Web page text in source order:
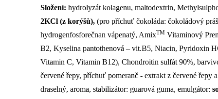
Složení: hydrolyzát kolagenu, maltodextrin,
2KCl (z korýšů), (pro příchuť čokoláda: čokoládový
hydrogenfosforečnan vápenatý, AmixTM Vitaminový
B2, Kyselina pantothenová – vit.B5, Niacin, Pyridoxin
Vitamin C, Vitamin B12), Chondroitin sulfát 90%,
červené řepy, příchuť pomeranč - extrakt z červené řepy
draselný, aroma, stabilizátor: guarová guma, emulgátor: